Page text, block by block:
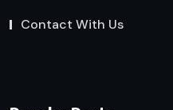
Contact With Us